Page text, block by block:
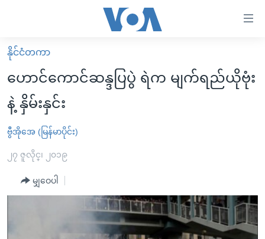
လွယ်ကူ
စေ
သည့်
Link
များ
ပင်မ
မူလစာမျက်နှာ
မြန်မာ
ကမ္ဘာ့သတင်းများ
နိုင်ငံတကာ
အစ္စရေး-ပါလက်စတိုင်း
ဗွီဒီယို
အင်္ဂလိပ်စာလေ့လာမယ်
အမေရိကန်သုံးအီဒီယံ
မကြေးမုံရဲ့ အင်္ဂလိပ်စာ
အပတ်စဉ်ကဏ္ဍများ
ရေဒီယိုနှင့်ရုပ်သံ အချက်အလက်များ
နိုင်ငံတကာ
ဟောင်ကောင်ဆန္ဒပြပွဲ ရဲက မျက်ရည်ယိုဗုံး
နဲ့ နှိမ်းနှင်း
ဗွီအိုအေ (မြန်မာပိုင်း)
၂၇ ဇူလိုင္၊ ၂၀၁၉
မျှဝေပါ